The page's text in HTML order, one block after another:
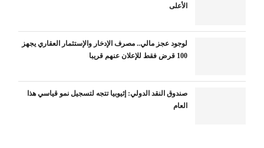
الأعلى
لوجود عجز مالي.. مصرف الإدخار والإستثمار العقاري يجهز
100 قرض فقط للإعلان عنهم قريبا
صندوق النقد الدولي: إثيوبيا تتجه لتسجيل نمو قياسي هذا
العام